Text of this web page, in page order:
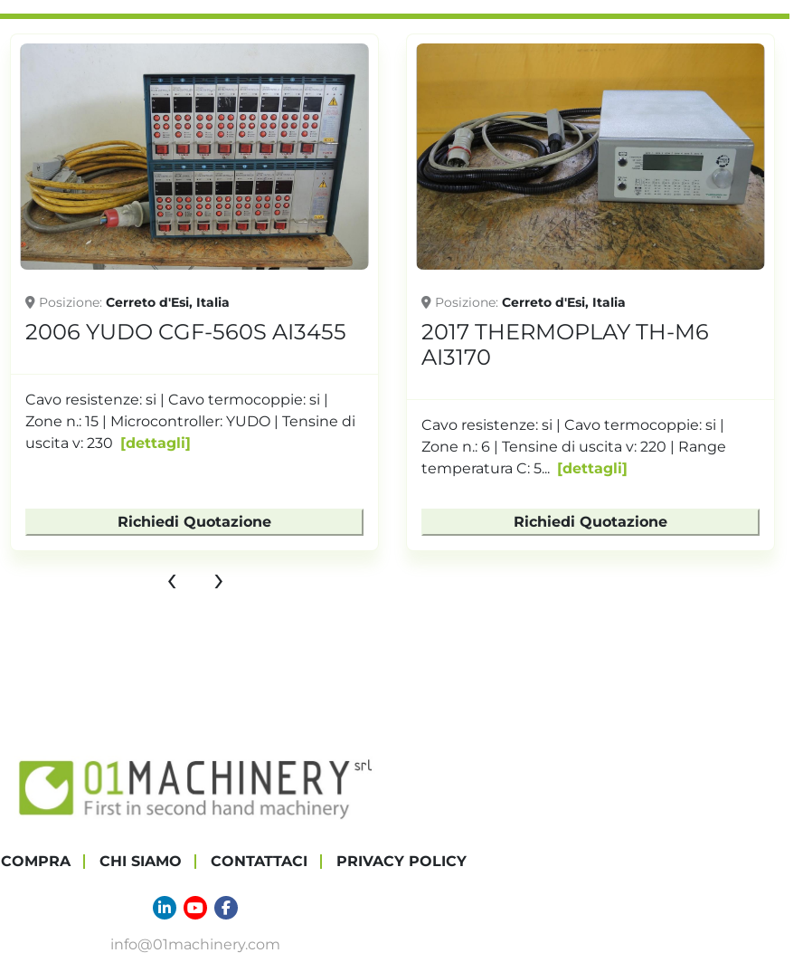
Posizione Cerreto d'Esi, Italia
2006 YUDO CGF-560S AI3455
Cavo resistenze: si | Cavo termocoppie: si |
Zone n.: 15 | Microcontroller: YUDO | Tensine di
uscita v: 230
dettagli
Richiedi Quotazione
Posizione Cerreto d'Esi, Italia
2017 THERMOPLAY TH-M6
AI3170
Cavo resistenze: si | Cavo termocoppie: si |
Zone n.: 6 | Tensine di uscita v: 220 | Range
temperatura C: 5...
dettagli
Richiedi Quotazione
‹ ›
COMPRA CHI SIAMO CONTATTACI PRIVACY POLICY
linkedinyoutubefacebook
info@01machinery.com